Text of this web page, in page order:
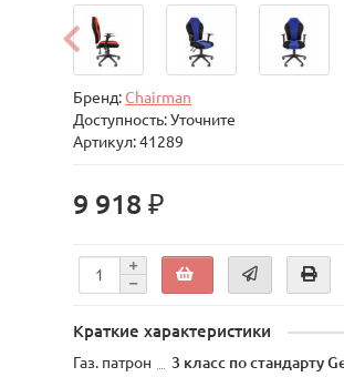
Бренд: Chairman
Доступность: Уточните
Артикул: 41289
9 918 ₽
Краткие характеристики
Газ. патрон
3 класс по стандарту